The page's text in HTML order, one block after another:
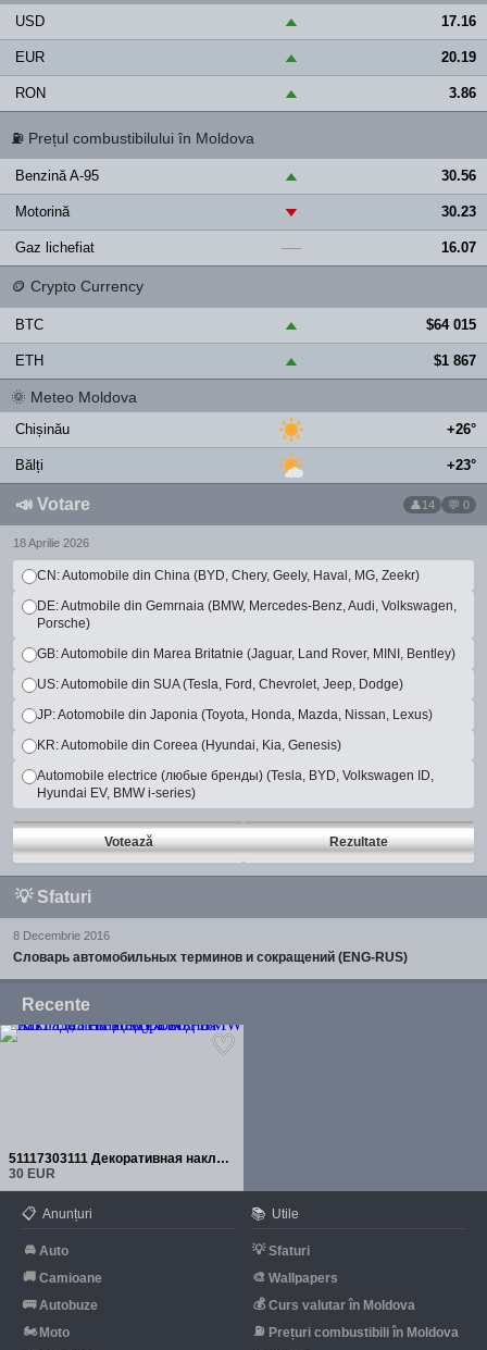
USD ▲ 17.16
EUR ▲ 20.19
RON ▲ 3.86
⛽ Prețul combustibilului în Moldova
Benzină A-95 ▲ 30.56
Motorină ▼ 30.23
Gaz lichefiat — 16.07
🪙 Crypto Currency
BTC ▲ $64 015
ETH ▲ $1 867
🌞 Meteo Moldova
Chișinău +26°
Bălți +23°
📣 Votare 14 💬 0
18 Aprilie 2026
CN: Automobile din China (BYD, Chery, Geely, Haval, MG, Zeekr)
DE: Autmobile din Gemrnaia (BMW, Mercedes-Benz, Audi, Volkswagen,
Porsche)
GB: Automobile din Marea Britatnie (Jaguar, Land Rover, MINI, Bentley)
US: Automobile din SUA (Tesla, Ford, Chevrolet, Jeep, Dodge)
JP: Aotomobile din Japonia (Toyota, Honda, Mazda, Nissan, Lexus)
KR: Automobile din Coreea (Hyundai, Kia, Genesis)
Automobile electrice (любые бренды) (Tesla, BYD, Volkswagen ID,
Hyundai EV, BMW i-series)
Votează Rezultate
💡 Sfaturi
8 Decembrie 2016
Словарь автомобильных терминов и сокращений (ENG-RUS)
Recente
51117303111 Декоративная накладка на воздуховод BMW X5 F15, левая
30 EUR
📋 Anunțuri
🚘 Auto
🚚 Camioane
🚌 Autobuze
🏍 Moto
📚 Utile
💡 Sfaturi
🎨 Wallpapers
💰 Curs valutar în Moldova
⛽ Prețuri combustibili în Moldova